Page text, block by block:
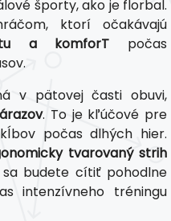
športy, ako je florbal.
ktorí očakávajú
a komforT počas
v pätovej časti obuvi,
. To je kľúčové pre
počas dlhých hier.
tvarovaný strih
sa budete cítiť pohodlne
intenzívneho tréningu